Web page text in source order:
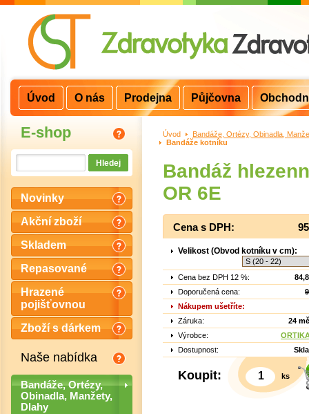
E-shop
Novinky
Akční zboží
Skladem
Repasované
Hrazené
pojišťovnou
Zboží s dárkem
Naše nabídka
Bandáže, Ortézy,
Obinadla, Manžety,
Dlahy
Úvod >
Bandáže, Ortézy, Obinadla,
Bandáže kotníku
Bandáž
OR 6E
Cena s DPH:
Velikost (Obvod kotníku v cm):
Cena bez DPH 12 %:
Doporučená cena:
Nákupem ušetříte:
Záruka:
24
Výrobce:
Dostupnost:
Koupit: ks
Úvod O nás Prodejna Půjčovna